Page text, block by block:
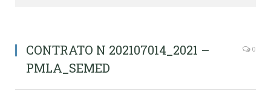
CONTRATO N 202107014_2021 –
PMLA_SEMED
0